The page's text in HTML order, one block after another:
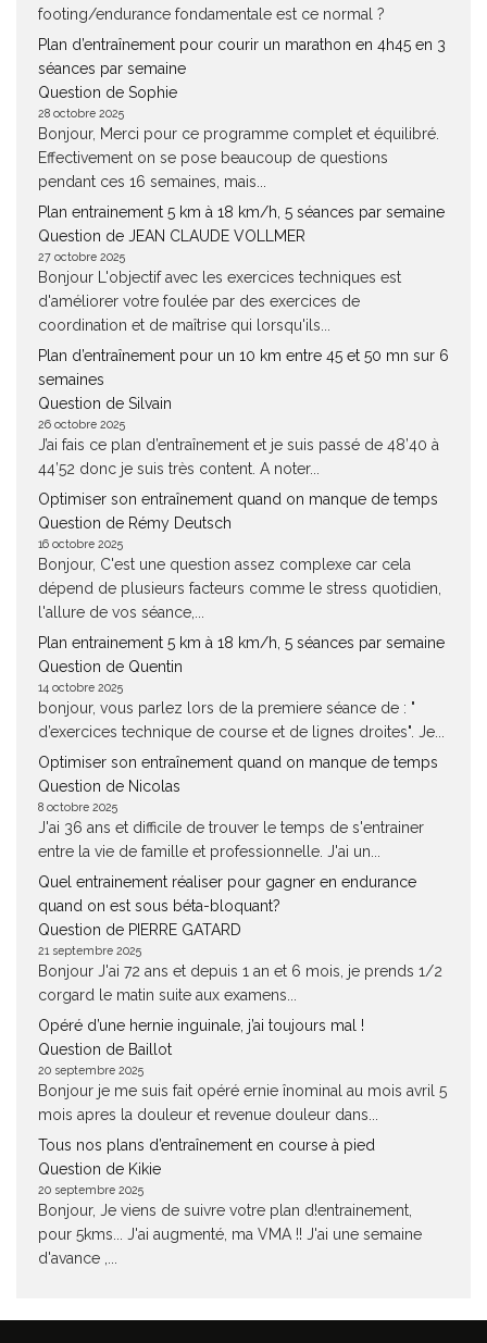
footing/endurance fondamentale est ce normal ?
Plan d’entraînement pour courir un marathon en 4h45 en 3
séances par semaine
Question de Sophie
28 octobre 2025
Bonjour, Merci pour ce programme complet et équilibré.
Effectivement on se pose beaucoup de questions
pendant ces 16 semaines, mais...
Plan entrainement 5 km à 18 km/h, 5 séances par semaine
Question de JEAN CLAUDE VOLLMER
27 octobre 2025
Bonjour L'objectif avec les exercices techniques est
d'améliorer votre foulée par des exercices de
coordination et de maîtrise qui lorsqu'ils...
Plan d’entraînement pour un 10 km entre 45 et 50 mn sur 6
semaines
Question de Silvain
26 octobre 2025
J’ai fais ce plan d’entraînement et je suis passé de 48’40 à
44’52 donc je suis très content. A noter...
Optimiser son entraînement quand on manque de temps
Question de Rémy Deutsch
16 octobre 2025
Bonjour, C'est une question assez complexe car cela
dépend de plusieurs facteurs comme le stress quotidien,
l'allure de vos séance,...
Plan entrainement 5 km à 18 km/h, 5 séances par semaine
Question de Quentin
14 octobre 2025
bonjour, vous parlez lors de la premiere séance de : "
d’exercices technique de course et de lignes droites". Je...
Optimiser son entraînement quand on manque de temps
Question de Nicolas
8 octobre 2025
J'ai 36 ans et difficile de trouver le temps de s'entrainer
entre la vie de famille et professionnelle. J'ai un...
Quel entrainement réaliser pour gagner en endurance
quand on est sous béta-bloquant?
Question de PIERRE GATARD
21 septembre 2025
Bonjour J'ai 72 ans et depuis 1 an et 6 mois, je prends 1/2
corgard le matin suite aux examens...
Opéré d’une hernie inguinale, j’ai toujours mal !
Question de Baillot
20 septembre 2025
Bonjour je me suis fait opéré ernie înominal au mois avril 5
mois apres la douleur et revenue douleur dans...
Tous nos plans d’entraînement en course à pied
Question de Kikie
20 septembre 2025
Bonjour, Je viens de suivre votre plan d!entrainement,
pour 5kms... J'ai augmenté, ma VMA !! J'ai une semaine
d'avance ,...